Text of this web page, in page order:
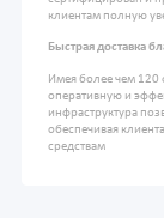
клиентам полную
Быстрая доставка
Имея более чем 120
оперативную и
инфраструктура
обеспечивая
средствам